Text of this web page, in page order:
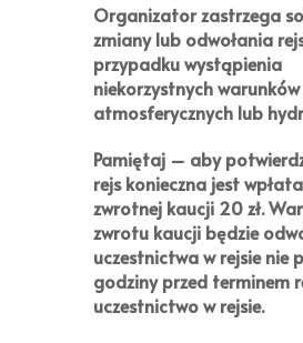
Organizator zastrzega
zmiany lub odwołania
przypadku wystąpienia
niekorzystnych warunków
atmosferycznych lub
Pamiętaj – aby
rejs konieczna jest
zwrotnej kaucji 20 zł.
zwrotu kaucji będzie
uczestnictwa w rejsie nie
godziny przed terminem
uczestnictwo w rejsie.